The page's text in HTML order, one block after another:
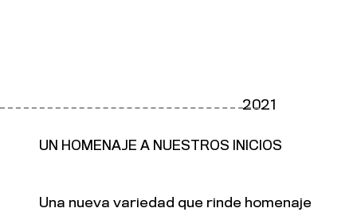
Una nueva variedad que rinde homenaje
UN HOMENAJE A NUESTROS INICIOS
2021